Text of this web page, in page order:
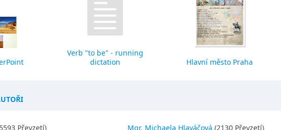
Verb "to be" - running
dictation
Hlavní město Praha
Převzetí)
Mgr. Michaela Hlaváčová (2130 Převzetí)